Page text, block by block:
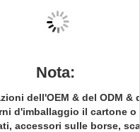
Nota:
dell'OEM & del ODM &
d'imballaggio il cartone
accessori sulle borse,